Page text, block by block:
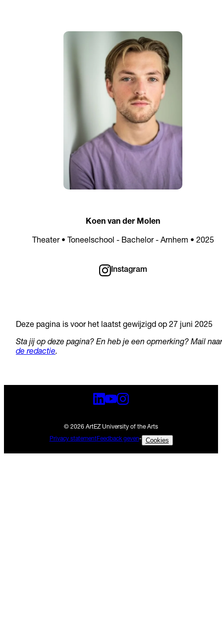
Koen van der Molen
Theater • Toneelschool - Bachelor - Arnhem • 2025
Instagram
Deze pagina is voor het laatst gewijzigd op 27 juni 2025
Sta jij op deze pagina? En heb je een opmerking? Mail naar
de redactie.
© 2026 ArtEZ University of the Arts
Privacy statementFeedback geven- Cookies